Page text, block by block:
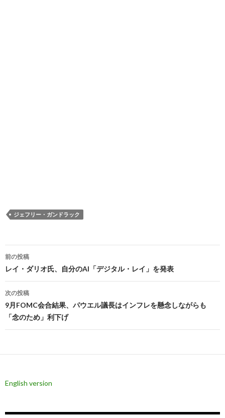
ジェフリー・ガンドラック
投
稿
ナ
ビ
ゲ
シ
前の投稿
レイ・ダリオ氏、自分のAI「デジタル・レイ」を発表
次の投稿
9月FOMC会合結果、パウエル議長はインフレを懸念しながらも
「念のため」利下げ
English version